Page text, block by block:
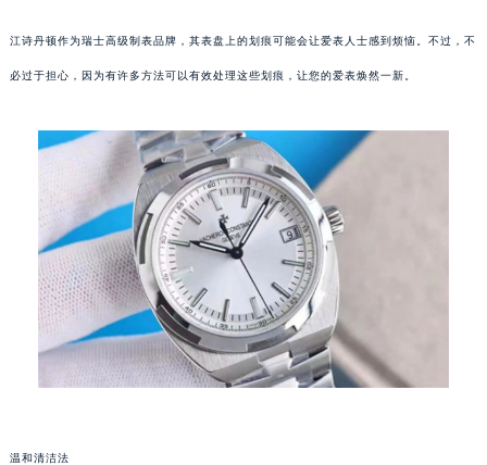
江诗丹顿作为瑞士高级制表品牌，其表盘上的划痕可能会让爱表人士感到烦恼。不过，不
必过于担心，因为有许多方法可以有效处理这些划痕，让您的爱表焕然一新。
温和清洁法